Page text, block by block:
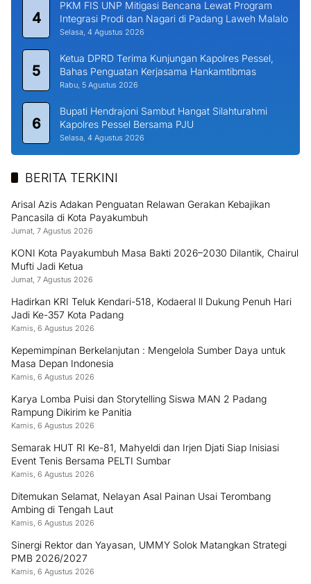
4
PKM FIS UNP Mitigasi Bencana Lewat Program
Integrasi Prodi dan Nagari di Padang Laweh Malalo
Selasa, 4 Agustus 2026
5
Ketua DPRD Terima Kunjungan Kapolres Pessel,
Bahas Penguatan Kerjasama Hankamtibmas
Rabu, 5 Agustus 2026
6
Bupati Hendrajoni Sambut Hangat Silahturahmi
Kapolres Pessel Bersama PJU
Selasa, 4 Agustus 2026
BERITA TERKINI
Arisal Azis Adakan Penguatan Relawan Gerakan Kebajikan
Pancasila di Kota Payakumbuh
Jumat, 7 Agustus 2026
KONI Kota Payakumbuh Masa Bakti 2026–2030 Dilantik, Chairul
Mufti Jadi Ketua
Jumat, 7 Agustus 2026
Hadirkan KRI Teluk Kendari-518, Kodaeral ll Dukung Penuh Hari
Jadi Ke-357 Kota Padang
Kamis, 6 Agustus 2026
Kepemimpinan Berkelanjutan : Mengelola Sumber Daya untuk
Masa Depan Indonesia
Kamis, 6 Agustus 2026
Karya Lomba Puisi dan Storytelling Siswa MAN 2 Padang
Rampung Dikirim ke Panitia
Kamis, 6 Agustus 2026
Semarak HUT RI Ke-81, Mahyeldi dan Irjen Djati Siap Inisiasi
Event Tenis Bersama PELTI Sumbar
Kamis, 6 Agustus 2026
Ditemukan Selamat, Nelayan Asal Painan Usai Terombang
Ambing di Tengah Laut
Kamis, 6 Agustus 2026
Sinergi Rektor dan Yayasan, UMMY Solok Matangkan Strategi
PMB 2026/2027
Kamis, 6 Agustus 2026